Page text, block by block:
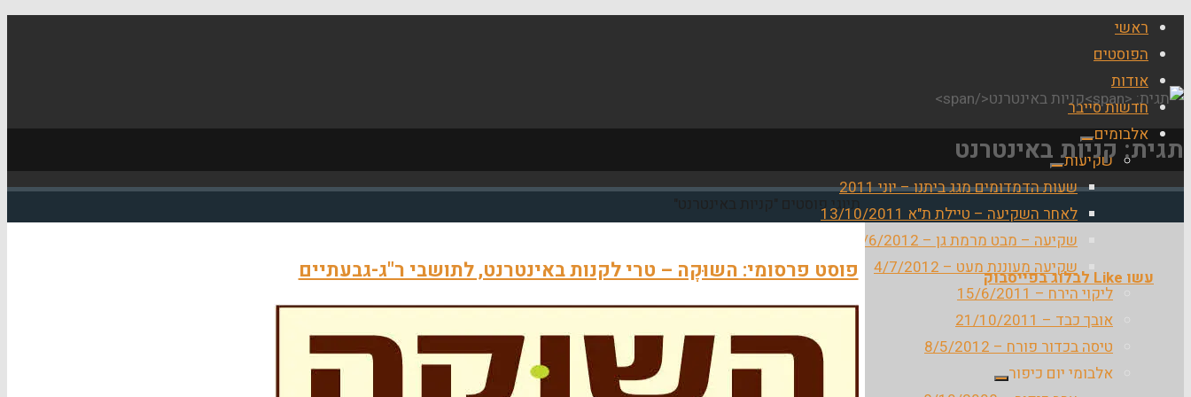
ראשי
הפוסטים
אודות
חדשות סייבר
אלבומים
שקיעות
שעות הדמדומים מגג ביתנו – יוני 2011
לאחר השקיעה – טיילת ת"א 13/10/2011
שקיעה – מבט מרמת גן – 6/6/2012
שקיעה מעוננת מעט – 4/7/2012
ליקוי הירח – 15/6/2011
אובך כבד – 21/10/2011
טיסה בכדור פורח – 8/5/2012
אלבומי יום כיפור
תגית:קניות באינטרנט
בית
תיוגי פוסטים "קניות באינטרנט"
פוסט פרסומי: השוּקָה – טרי לקנות באינטרנט, לתושבי ר"ג-גבעתיים עשו Like לבלוג בפייסבוק